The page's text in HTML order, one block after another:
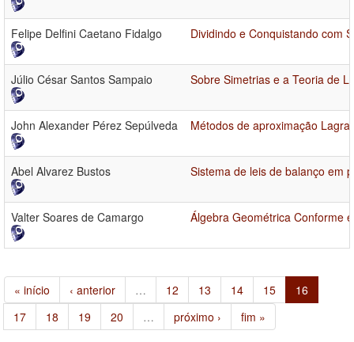
Felipe Delfini Caetano Fidalgo Dividindo e Conquistando com
Júlio César Santos Sampaio Sobre Simetrias e a Teoria de
John Alexander Pérez Sepúlveda Métodos de aproximação
Abel Alvarez Bustos Sistema de leis de balanço em
Valter Soares de Camargo Álgebra Geométrica Conforme
« início ‹ anterior … 12 13 14 15
16
17
18 19 20 … próximo › fim »